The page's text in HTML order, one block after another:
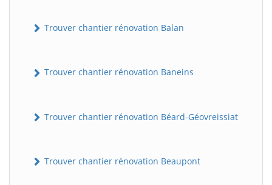
Trouver chantier rénovation Balan
Trouver chantier rénovation Baneins
Trouver chantier rénovation Béard-Géovreissiat
Trouver chantier rénovation Beaupont